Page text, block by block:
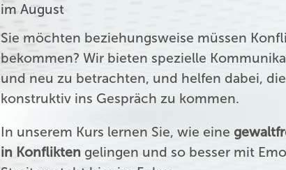
im August
Sie möchten beziehungsweise müssen
bekommen? Wir bieten spezielle
und neu zu betrachten, und helfen dabei,
konstruktiv ins Gespräch zu kommen.
In unserem Kurs lernen Sie, wie eine
in Konflikten gelingen und so besser mit